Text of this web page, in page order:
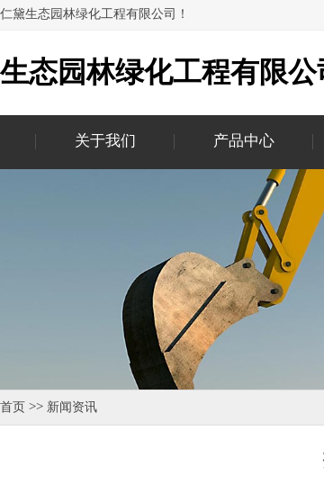
黛生态园林绿化工程有限公司！
态园林绿化工程有限公
关于我们 产品中心
首页 >> 新闻资讯